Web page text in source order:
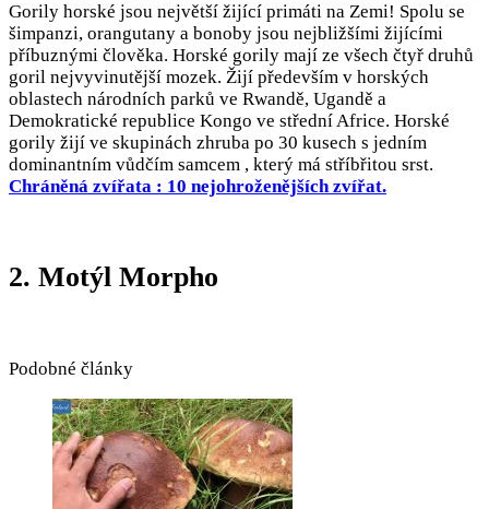
Gorily horské jsou největší žijící primáti na Zemi! Spolu se
šimpanzi, orangutany a bonoby jsou nejbližšími žijícími
příbuznými člověka. Horské gorily mají ze všech čtyř druhů
goril nejvyvinutější mozek. Žijí především v horských
oblastech národních parků ve Rwandě, Ugandě a
Demokratické republice Kongo ve střední Africe. Horské
gorily žijí ve skupinách zhruba po 30 kusech s jedním
dominantním vůdčím samcem , který má stříbřitou srst.
Chráněná zvířata : 10 nejohroženějších zvířat.
2. Motýl Morpho
Podobné články